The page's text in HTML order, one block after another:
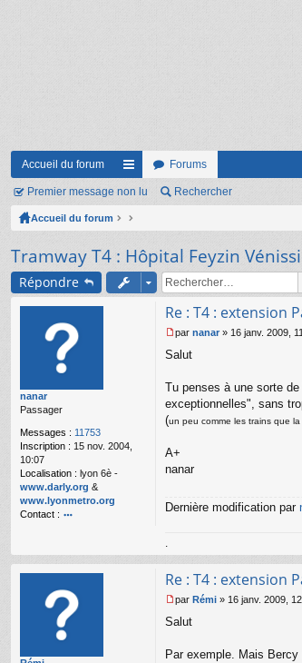
Accueil du forum
ac
co
ci
s
Forums
Premier message non lu Rechercher
Accueil du forum
Tramway T4 : Hôpital Feyzin
Répondre
nanar
Passager
Messages : 11753
Inscription : 15 nov. 2004,
10:07
Localisation : lyon 6è -
www.darly.org &
www.lyonmetro.org
Contact :
ac
n
a
n
ar
Re : T4 : extension
e
s
g
e
o
n
par nanar » 16 janv. 2009,
Salut
Tu penses à une sorte
exceptionnelles", sans
(un peu comme les trains que
A+
nanar
Dernière modification par
Re : T4 : extension
e
s
par Rémi » 16 janv. 2009,
Salut
Par exemple. Mais